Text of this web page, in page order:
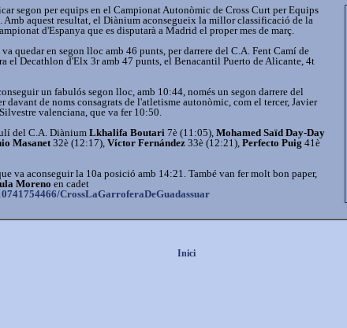
segon per equips en el Campionat Autonòmic de Cross Curt per Equips
Amb aquest resultat, el Diànium aconsegueix la millor classificació de la
d'Espanya que es disputarà a Madrid el proper mes de març.
quedar en segon lloc amb 46 punts, per darrere del C.A. Fent Camí de
el Decathlon d'Elx 3r amb 47 punts, el Benacantil Puerto de Alicante, 4t
un fabulós segon lloc, amb 10:44, només un segon darrere del
davant de noms consagrats de l'atletisme autonòmic, com el tercer, Javier
valenciana, que va fer 10:50.
del C.A. Diànium Lkhalifa Boutari 7è (11:05), Mohamed Saïd Day-Day
Masanet 32è (12:17), Víctor Fernández 33è (12:21), Perfecto Puig 41è
va aconseguir la 10a posició amb 14:21. També van fer molt bon paper,
Moreno en cadet
CrossLaGarroferaDeGuadassuar
Inici